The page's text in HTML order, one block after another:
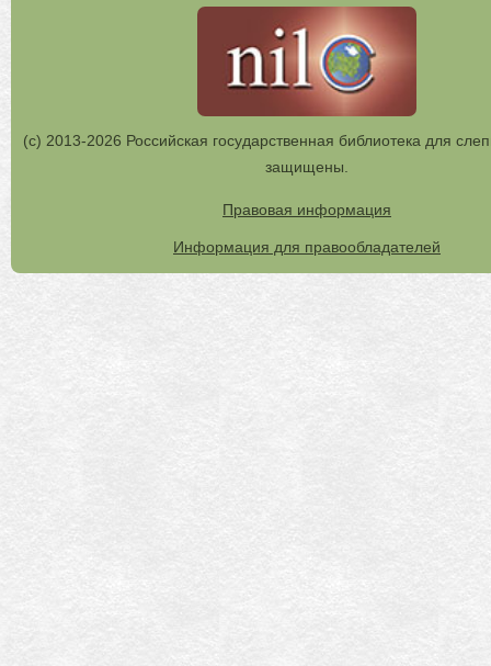
(с) 2013-2026 Российская государственная библиотека для
защищены.
Правовая информация
Информация для правообладателей